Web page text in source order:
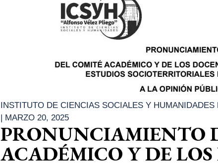
INSTITUTO DE CIENCIAS SOCIALES Y HUMANIDADES
| MARZO 20, 2025
PRONUNCIAMIENTO
ACADÉMICO Y DE